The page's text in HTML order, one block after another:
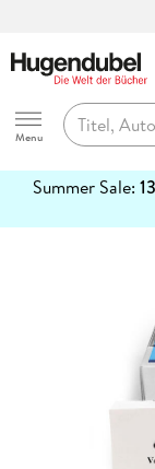
Hugendubel
Menu
Summer Sale:
erfahren